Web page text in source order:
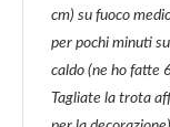
cm) su fuoco
per pochi minuti
caldo (ne ho fatte
Tagliate la trota